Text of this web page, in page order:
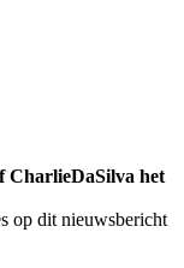
CharlieDaSilva het
op dit nieuwsbericht